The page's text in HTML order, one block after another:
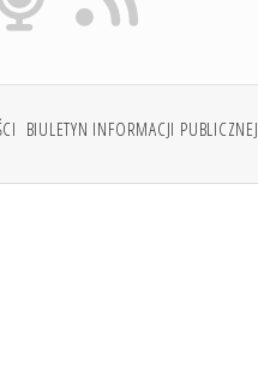
BIULETYN INFORMACJI PUBLICZNEJ